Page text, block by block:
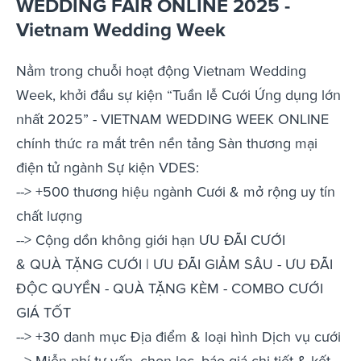
WEDDING FAIR ONLINE 2025 -
Vietnam Wedding Week
Nằm trong chuỗi hoạt động Vietnam Wedding
Week, khởi đầu sự kiện “Tuần lễ Cưới Ứng dụng lớn
nhất 2025” - VIETNAM WEDDING WEEK ONLINE
chính thức ra mắt trên nền tảng Sàn thương mại
điện tử ngành Sự kiện VDES:
--> +500 thương hiệu ngành Cưới & mở rộng uy tín
chất lượng
--> Cộng dồn không giới hạn ƯU ĐÃI CƯỚI
& QUÀ TẶNG CƯỚI | ƯU ĐÃI GIẢM SÂU - ƯU ĐÃI
ĐỘC QUYỀN - QUÀ TẶNG KÈM - COMBO CƯỚI
GIÁ TỐT
--> +30 danh mục Địa điểm & loại hình Dịch vụ cưới